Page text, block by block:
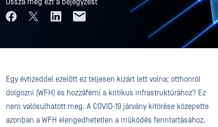
Ossza meg ezt a bejegyzést
Egy évtizeddel ezelőtt ez teljesen kizárt lett volna; otthonról
dolgozni (WFH) és hozzáférni a kritikus infrastruktúrához? Ez
nem valósulhatott meg. A COVID-19 járvány kitörése közepette
azonban a WFH elengedhetetlen a működés fenntartásához.